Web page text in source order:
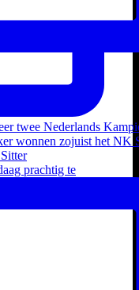
prachtig te